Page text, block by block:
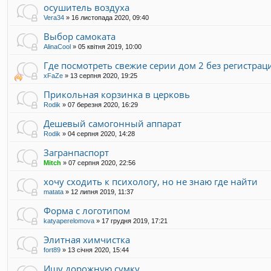
осушитель воздуха
Vera34 » 16 листопада 2020, 09:40
Выбор самоката
AlinaCool » 05 квітня 2019, 10:00
Где посмотреть свежие серии дом 2 без
xFaZe » 13 серпня 2020, 19:25
Прикольная корзинка в церковь
Rodik » 07 березня 2020, 16:29
Дешевый самогонный аппарат
Rodik » 04 серпня 2020, 14:28
Загранпаспорт
Mitch » 07 серпня 2020, 22:56
хочу сходить к психологу, но не знаю где найти
matata » 12 липня 2019, 11:37
Форма с логотипом
katyaperelomova » 17 грудня 2019, 17:21
Элитная химчистка
fort89 » 13 січня 2020, 15:44